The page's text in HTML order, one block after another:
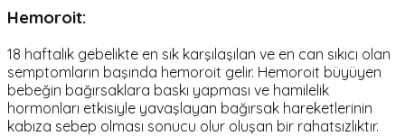
Hemoroit:
18 haftalık gebelikte en sık karşılaşılan ve en can sıkıcı olan
semptomların başında hemoroit gelir. Hemoroit büyüyen
bebeğin bağırsaklara baskı yapması ve hamilelik
hormonları etkisiyle yavaşlayan bağırsak hareketlerinin
kabıza sebep olması sonucu olur oluşan bir rahatsızlıktır.